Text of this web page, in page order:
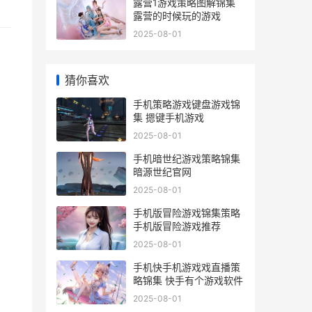
露营1游戏策略图解锦集
露营的时候玩的游戏
2025-08-01
猜你喜欢
手机策略游戏键盘游戏锦
集 摁键手机游戏
2025-08-01
手机暗世纪游戏策略锦集
暗源世纪官网
2025-08-01
手机版冒险游戏锦集策略
手机版冒险游戏推荐
2025-08-01
手机快手机游戏戏直播策
略锦集 快手有个游戏软件
2025-08-01